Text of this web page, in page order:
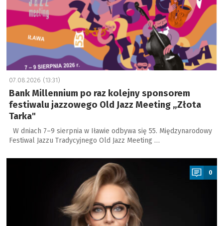
07.08.2026 (13:31)
Bank Millennium po raz kolejny sponsorem
festiwalu jazzowego Old Jazz Meeting „Złota
Tarka"
W dniach 7–9 sierpnia w Iławie odbywa się 55. Międzynarodowy
Festiwal Jazzu Tradycyjnego Old Jazz Meeting …
a
0